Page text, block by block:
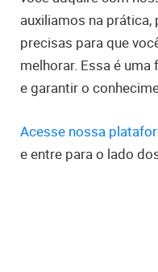
auxiliamos na
precisas para que
melhorar. Essa é
e garantir o
Acesse nossa
e entre para o lado